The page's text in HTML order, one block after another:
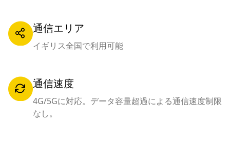
通信エリア
イギリス全国で利用可能
通信速度
4G/5Gに対応。データ容量超過による通信速度制限
なし。